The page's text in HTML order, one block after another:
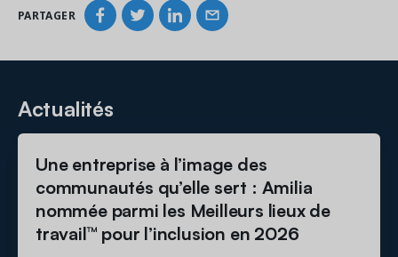
PARTAGER
Actualités
Une entreprise à l’image des
communautés qu’elle sert : Amilia
nommée parmi les Meilleurs lieux de
travail™ pour l’inclusion en 2026